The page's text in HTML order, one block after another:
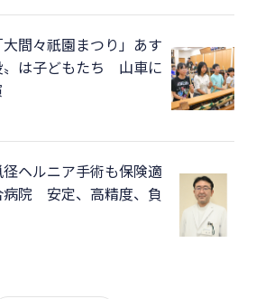
間々祇園まつり」あす
は子どもたち 山車に
ヘルニア手術も保険適
院 安定、高精度、負